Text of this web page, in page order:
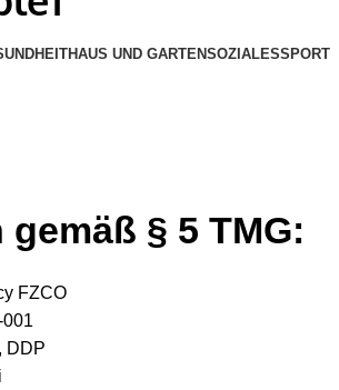
HAUS UND GARTENSOZIALESSPORT
§ 5 TMG:
FZCO
DDP